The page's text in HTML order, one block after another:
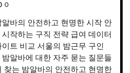
0
바의 안전하고 현명한 시작 안
작하는 구직 전략 급여 데이터
트 비교 서울의 밤근무 구인
알바에 대한 자주 묻는 질문들
찾는 밤알바의 안전하고 현명한